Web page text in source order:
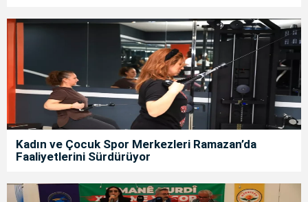
Kadın ve Çocuk Spor Merkezleri Ramazan’da
Faaliyetlerini Sürdürüyor